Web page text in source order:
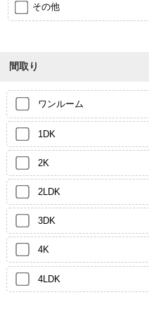
その他
間取り
ワンルーム
1DK
2K
2LDK
3DK
4K
4LDK